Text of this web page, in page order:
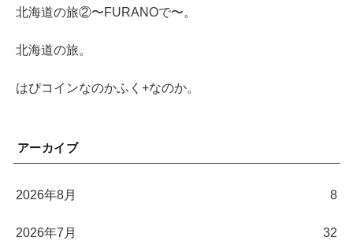
北海道の旅②〜FURANOで〜。
北海道の旅。
はぴコインなのかふく+なのか。
アーカイブ
2026年8月 8
2026年7月 32